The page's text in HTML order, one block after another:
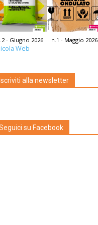
- Giugno 2026 n.1 - Maggio 2026
Web
alla newsletter
su Facebook